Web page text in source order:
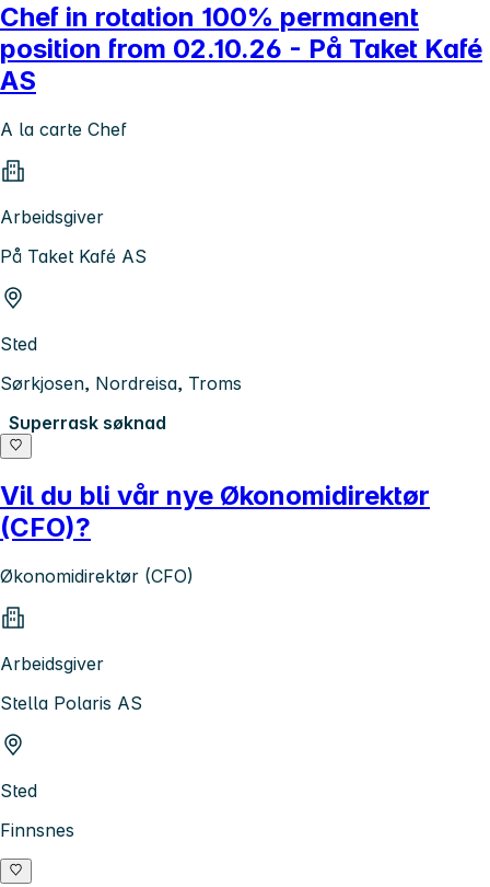
Chef in rotation 100% permanent
position from 02.10.26 - På Taket Kafé
AS
A la carte Chef
Arbeidsgiver
På Taket Kafé AS
Sted
Sørkjosen, Nordreisa, Troms
Superrask søknad
Vil du bli vår nye Økonomidirektør
(CFO)?
Økonomidirektør (CFO)
Arbeidsgiver
Stella Polaris AS
Sted
Finnsnes